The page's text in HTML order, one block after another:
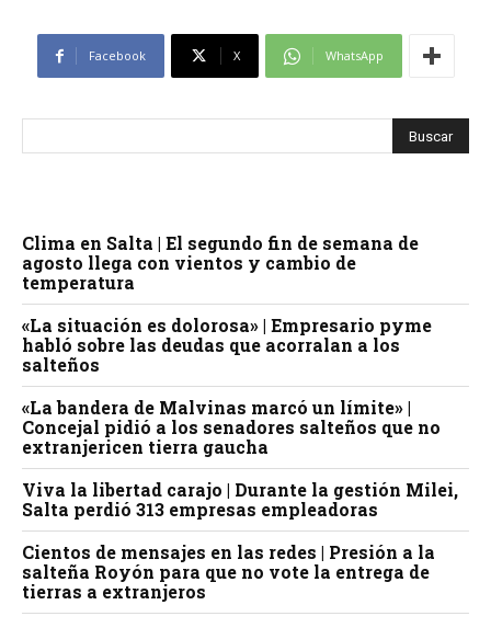
Facebook X WhatsApp
Clima en Salta | El segundo fin de semana de
agosto llega con vientos y cambio de
temperatura
«La situación es dolorosa» | Empresario pyme
habló sobre las deudas que acorralan a los
salteños
«La bandera de Malvinas marcó un límite» |
Concejal pidió a los senadores salteños que no
extranjericen tierra gaucha
Viva la libertad carajo | Durante la gestión Milei,
Salta perdió 313 empresas empleadoras
Cientos de mensajes en las redes | Presión a la
salteña Royón para que no vote la entrega de
tierras a extranjeros